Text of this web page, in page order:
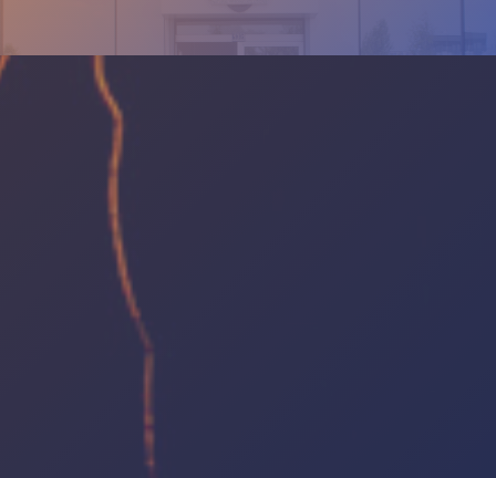
BILGI
Hakkımızda
İletişim
Site Haritası
Gizlilik Politikası
ADRES
Fevzi Çakmak Mh. 10576. Sk No:13G 42050